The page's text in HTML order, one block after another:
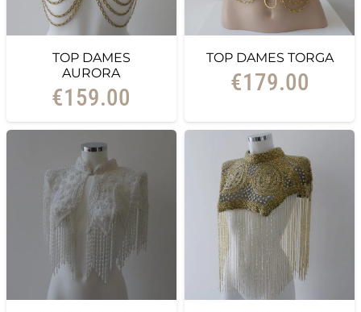
TOP DAMES
AURORA
€159.00
TOP DAMES TORGA
€179.00